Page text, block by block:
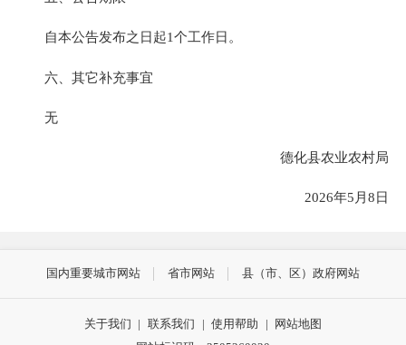
自本公告发布之日起1个工作日。
六、其它补充事宜
无
德化县农业农村局
2026年5月8日
国内重要城市网站 省市网站 县（市、区）政府网站
关于我们 | 联系我们 | 使用帮助 | 网站地图